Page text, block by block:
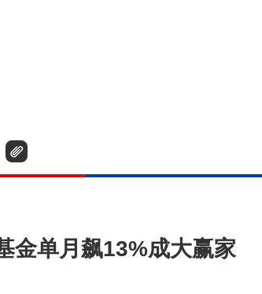
金单月飙13%成大赢家